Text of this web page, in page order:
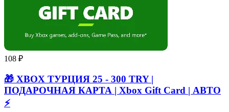
108 ₽
🎁 XBOX ТУРЦИЯ 25 - 300 TRY |
ПОДАРОЧНАЯ КАРТА | Xbox Gift Card | АВТО
⚡